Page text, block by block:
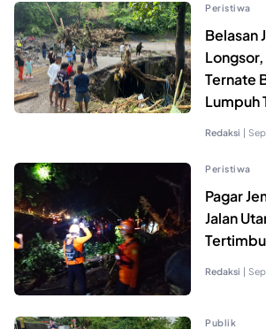
Peristiwa
Belasan
Longsor,
Ternate
Lumpuh
Redaksi |
Peristiwa
Pagar
Jalan
Redaksi |
Publik